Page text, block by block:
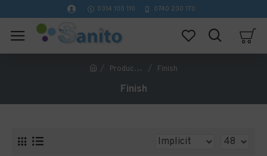
0314 100 110 0740 230 170
Producător Finish
Finish